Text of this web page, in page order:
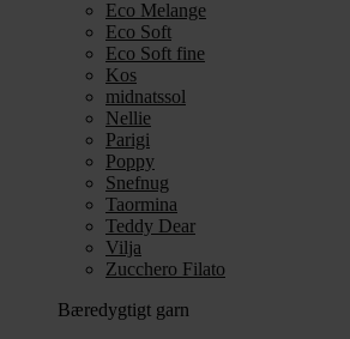
Eco Melange
Eco Soft
Eco Soft fine
Kos
midnatssol
Nellie
Parigi
Poppy
Snefnug
Taormina
Teddy Dear
Vilja
Zucchero Filato
Bæredygtigt garn